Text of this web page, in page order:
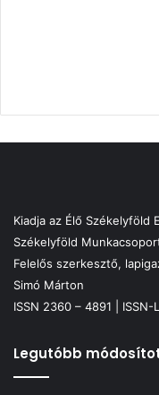
Kiadja az Élő Székelyföld
Székelyföld
Felelős szerkesztő,
Simó Márton
ISSN 2360 – 4891 |
Legutóbb